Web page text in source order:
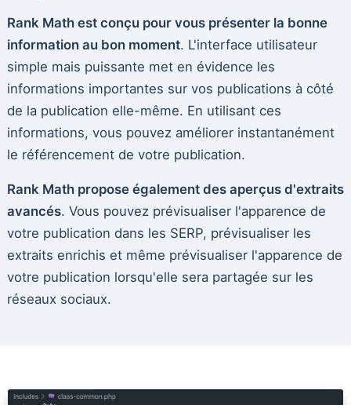
Rank Math est conçu pour vous présenter la bonne
information au bon moment. L'interface utilisateur
simple mais puissante met en évidence les
informations importantes sur vos publications à côté
de la publication elle-même. En utilisant ces
informations, vous pouvez améliorer instantanément
le référencement de votre publication.
Rank Math propose également des aperçus d'extraits
avancés. Vous pouvez prévisualiser l'apparence de
votre publication dans les SERP, prévisualiser les
extraits enrichis et même prévisualiser l'apparence de
votre publication lorsqu'elle sera partagée sur les
réseaux sociaux.